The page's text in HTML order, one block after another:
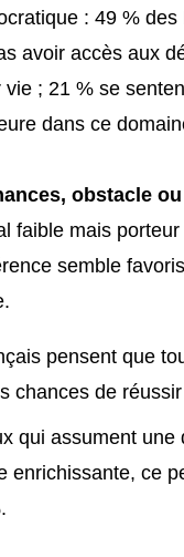
: 49 % des
avoir accès aux
vie ; 21 % se
dans ce
obstacle
faible mais porteur
semble
pensent que
chances de
qui assument une
enrichissante, ce